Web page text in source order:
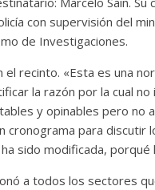
con supervisión del
de Investigaciones.
el recinto. «Esta es una
la razón por la cual
y opinables pero no
cronograma para
sido modificada,
a todos los sectores